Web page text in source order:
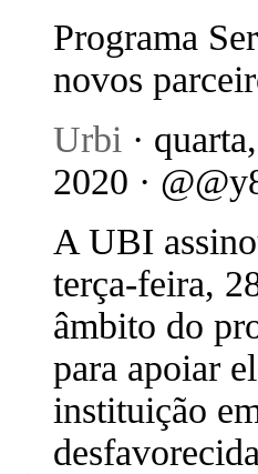
Programa
novos
Urbi ·
2020 ·
A UBI
terça-feira,
âmbito do
para apoiar
instituição